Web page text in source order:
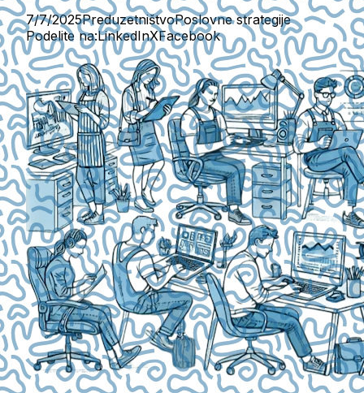
7/7/2025PreduzetništvoPoslovne strategije
Podelite na:LinkedInXFacebook